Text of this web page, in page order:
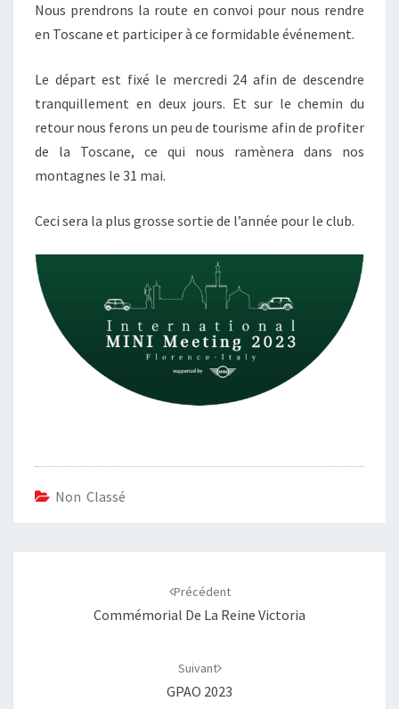
Nous prendrons la route en convoi pour nous rendre
en Toscane et participer à ce formidable événement.
Le départ est fixé le mercredi 24 afin de descendre
tranquillement en deux jours. Et sur le chemin du
retour nous ferons un peu de tourisme afin de profiter
de la Toscane, ce qui nous ramènera dans nos
montagnes le 31 mai.
Ceci sera la plus grosse sortie de l’année pour le club.
Non Classé
Précédent
Commémorial De La Reine Victoria
Suivant
GPAO 2023